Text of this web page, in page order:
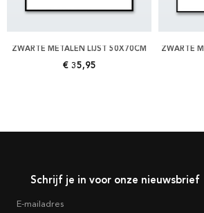
ZWARTE METALEN LIJST 50X70CM
€ 35,95
ZWARTE
Schrijf je in voor onze nieuwsbrief
E-mailadres